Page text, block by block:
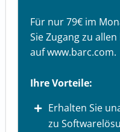
Für nur 79€ im
Sie Zugang zu
auf www.barc.com.
Ihre Vorteile:
Erhalten Sie
zu